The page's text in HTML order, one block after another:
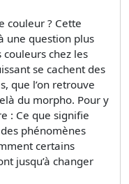
couleur ? Cette
une question plus
chez les
se cachent des
que l’on retrouve
du morpho. Pour y
: Ce que signifie
phénomènes
certains
jusqu’à changer